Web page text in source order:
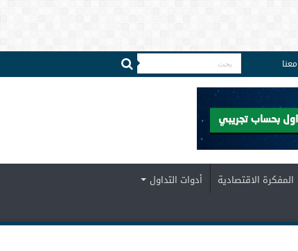
المفكرة الاقتصادية
أدوات التداول